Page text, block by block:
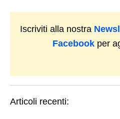
Iscriviti alla nostra
Facebookper
Articoli recenti: